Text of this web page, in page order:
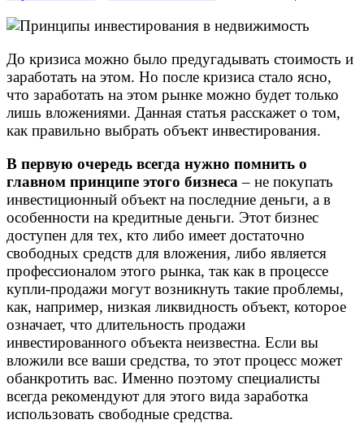
До кризиса можно было предугадывать стоимость и
заработать на этом. Но после кризиса стало ясно,
что заработать на этом рынке можно будет только
лишь вложениями. Данная статья расскажет о том,
как правильно выбрать объект инвестирования.
В первую очередь всегда нужно помнить о
главном принципе этого бизнеса– не покупать
инвестиционный объект на последние деньги, а в
особенности на кредитные деньги. Этот бизнес
доступен для тех, кто либо имеет достаточно
свободных средств для вложения, либо является
профессионалом этого рынка, так как в процессе
купли-продажи могут возникнуть такие проблемы,
как, например, низкая ликвидность объект, которое
означает, что длительность продажи
инвестированного объекта неизвестна. Если вы
вложили все ваши средства, то этот процесс может
обанкротить вас. Именно поэтому специалисты
всегда рекомендуют для этого вида заработка
использовать свободные средства.